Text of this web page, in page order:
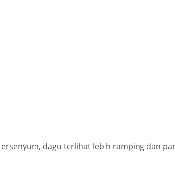
dagu terlihat lebih ramping dan